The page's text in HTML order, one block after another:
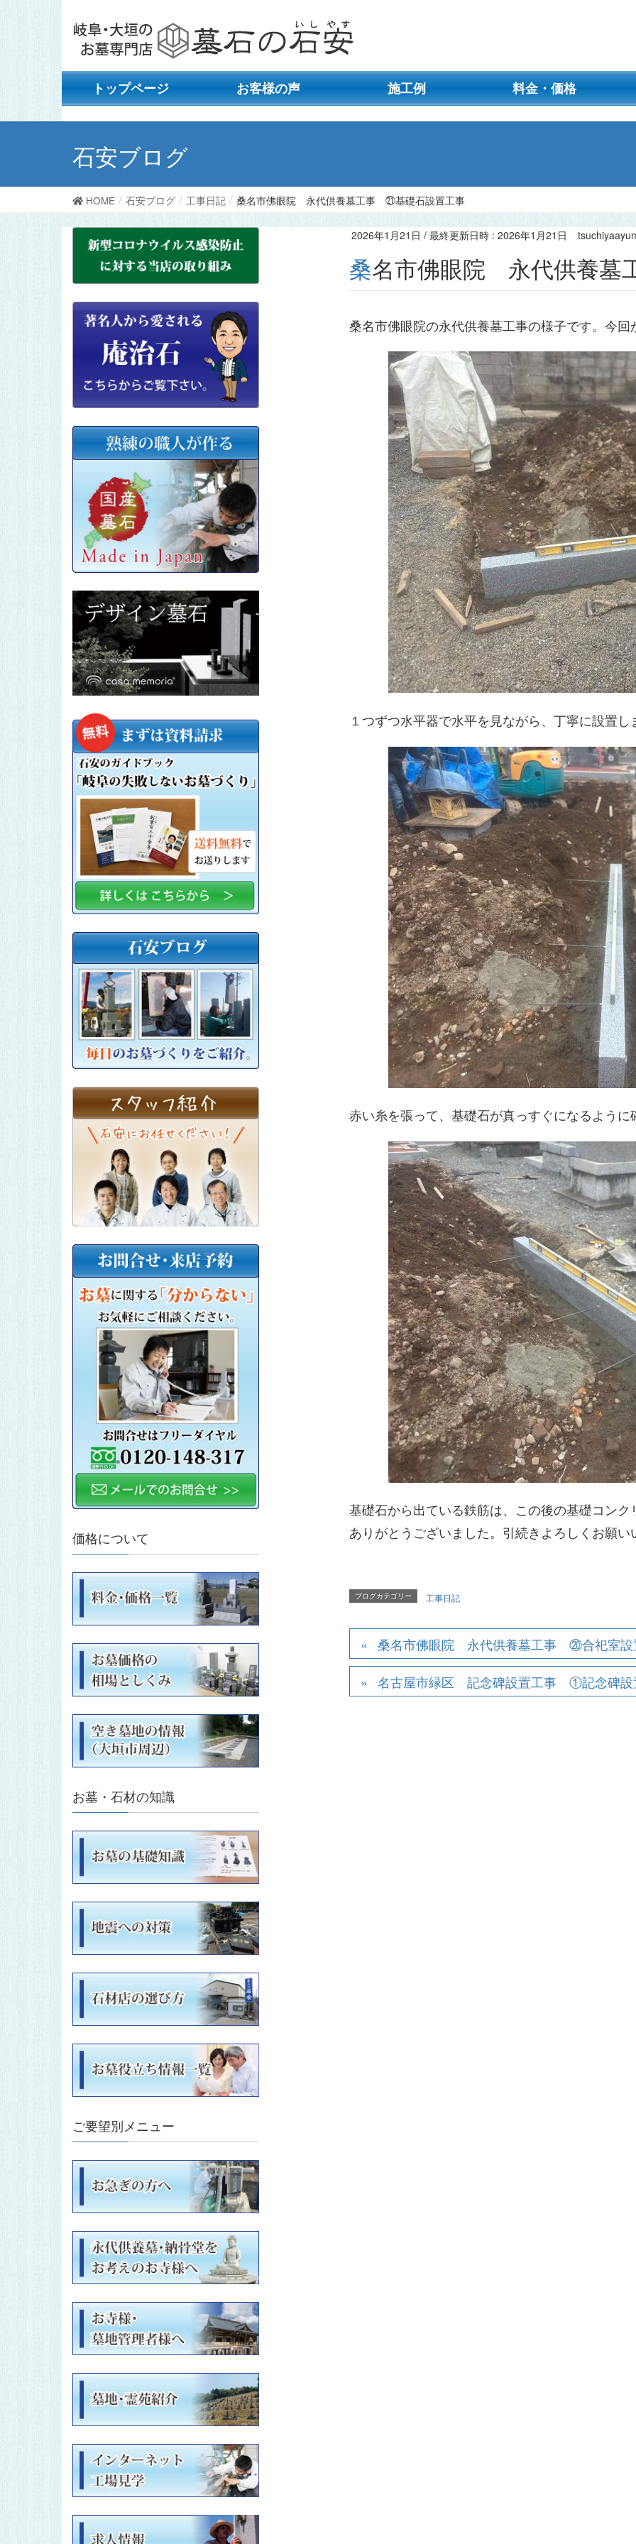
トップページ お客様の声 施工例 料金・価格
石安ブログ
HOME 石安ブログ 工事日記 桑名市佛眼院 永代供養墓工事 ㉑基礎石設置工事
2026年1月21日 / 最終更新日時 : 2026年1月21日
桑名市佛眼院 永代供養
桑名市佛眼院の永代供養墓工事の様子です。今
１つずつ水平器で水平を見ながら、丁寧に設置し
赤い糸を張って、基礎石が真っすぐになるよう
基礎石から出ている鉄筋は、この後の基礎コン
ありがとうございました。引続きよろしくお願い
ブログカテゴリー 工事日記
桑名市佛眼院 永代供養墓工事 ⑳合祀室設
名古屋市緑区 記念碑設置工事 ①記念碑設
価格について
お墓・石材の知識
ご要望別メニュー